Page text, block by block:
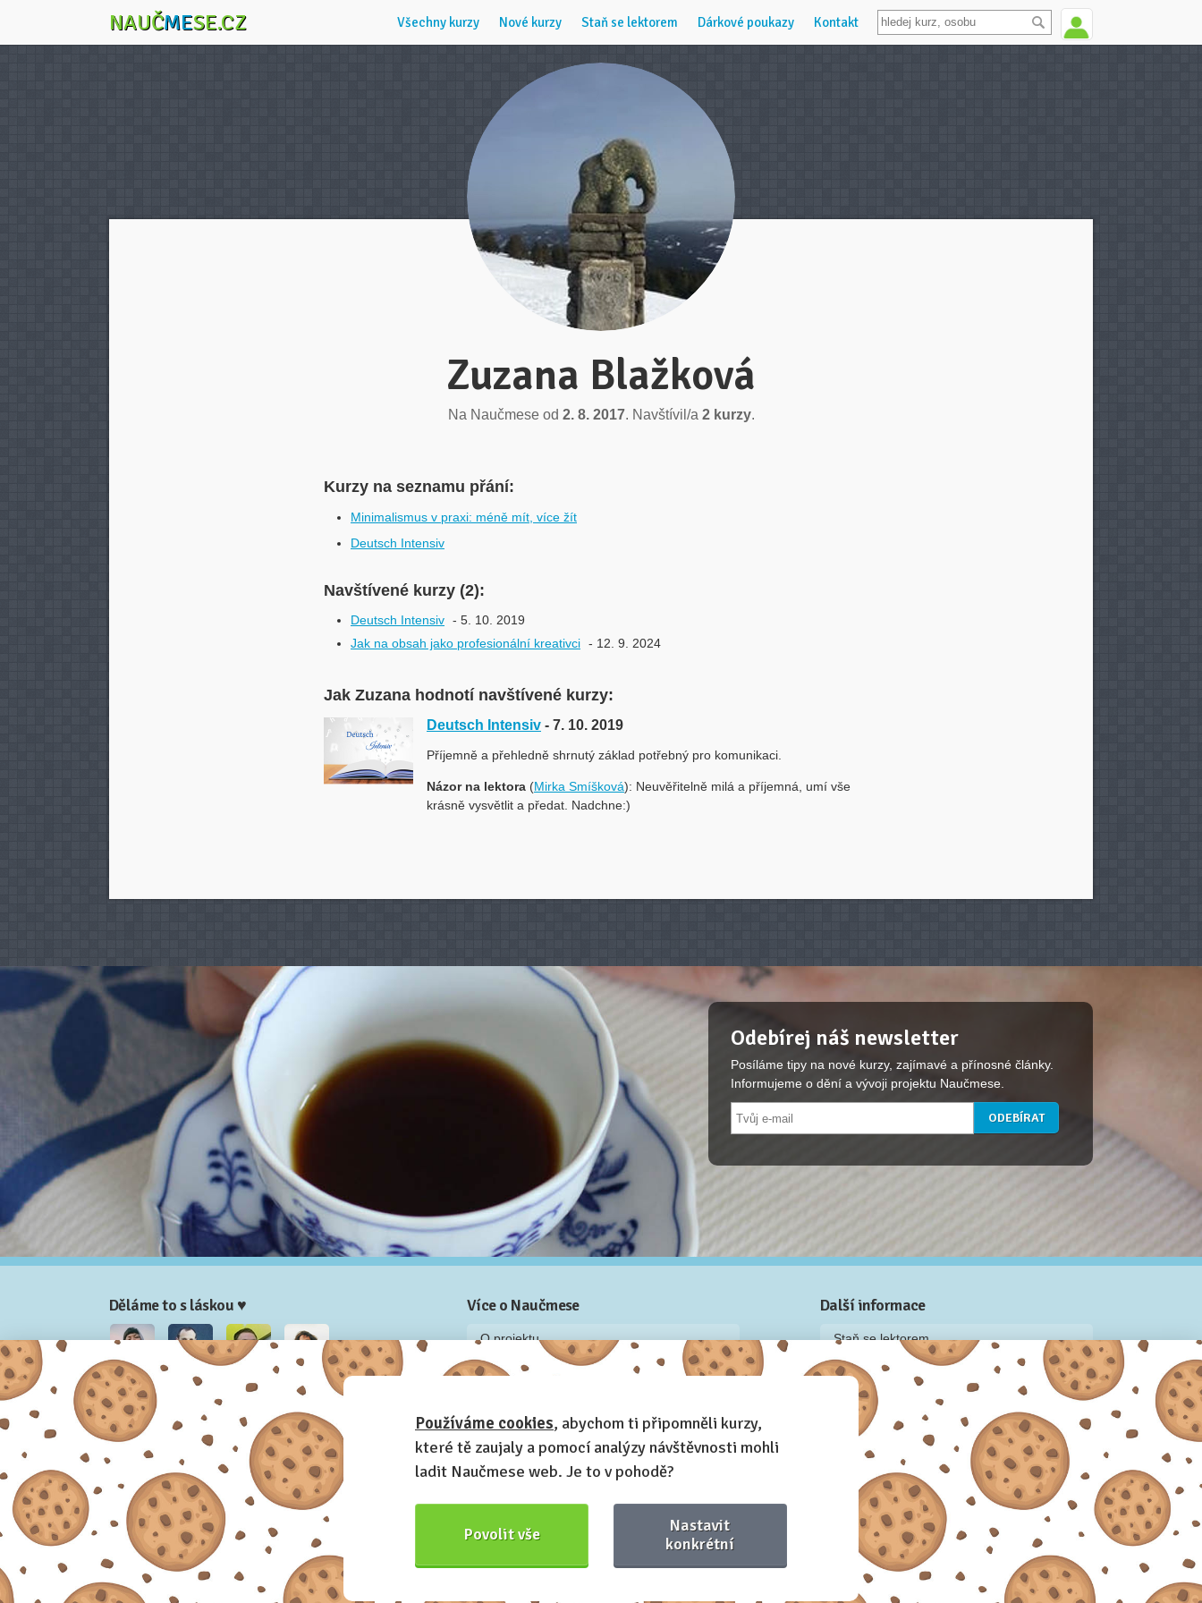
NAUČMESE.CZ Všechny kurzy Nové kurzy Staň se lektorem Dárkové poukazy Kontakt
Zuzana Blažková
Na Naučmese od 2. 8. 2017. Navštívil/a 2 kurzy.
Kurzy na seznamu přání:
Minimalismus v praxi: méně mít, více žít
Deutsch Intensiv
Navštívené kurzy (2):
Deutsch Intensiv - 5. 10. 2019
Jak na obsah jako profesionální kreativci - 12. 9. 2024
Jak Zuzana hodnotí navštívené kurzy:
Deutsch Intensiv - 7. 10. 2019
Příjemně a přehledně shrnutý základ potřebný pro komunikaci.
Názor na lektora (Mirka Smíšková): Neuvěřitelně milá a příjemná, umí vše
krásně vysvětlit a předat. Nadchne:)
Odebírej náš newsletter
Posíláme tipy na nové kurzy, zajímavé a přínosné články.
Informujeme o dění a vývoji projektu Naučmese.
Děláme to s láskou ♥
Nela Josef Honza
Více o Naučmese
O projektu
Blog: recenze z kurzů, rozhovory a články
Příběh Naučmese
Naučmese festivaly
Náš systém pro vaši firmu
Prostory pro pořádání kurzů
Kontakt a fakturační údaje
Další informace
Staň se lektorem
Video: Jak připravit kurz na Naučmese
Často kladené dotazy
Dárkové poukazy
Podmínky užívání
Obchodní podmínky
Zásady používání cookie souborů
Pravidla ochrany osobních údajů
Partneři
Používáme cookies, abychom ti připomněli kurzy,
které tě zaujaly a pomocí analýzy návštěvnosti mohli
ladit Naučmese web. Je to v pohodě?
Povolit vše
Nastavit
konkrétní